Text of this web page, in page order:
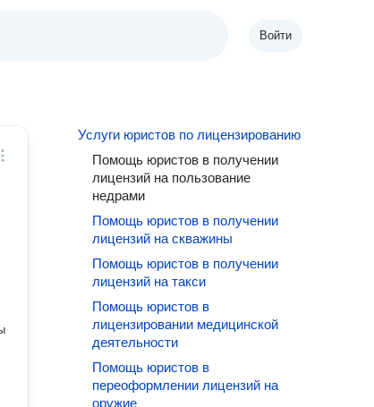
Войти
Услуги юристов по лицензированию
Помощь юристов в получении
лицензий на пользование
недрами
Помощь юристов в получении
лицензий на скважины
Помощь юристов в получении
лицензий на такси
Помощь юристов в
лицензировании медицинской
деятельности
Помощь юристов в
переоформлении лицензий на
оружие